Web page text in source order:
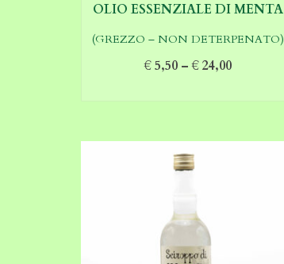
OLIO ESSENZIALE DI MENTA
(GREZZO – NON DETERPENATO)
€5,50 –€24,00